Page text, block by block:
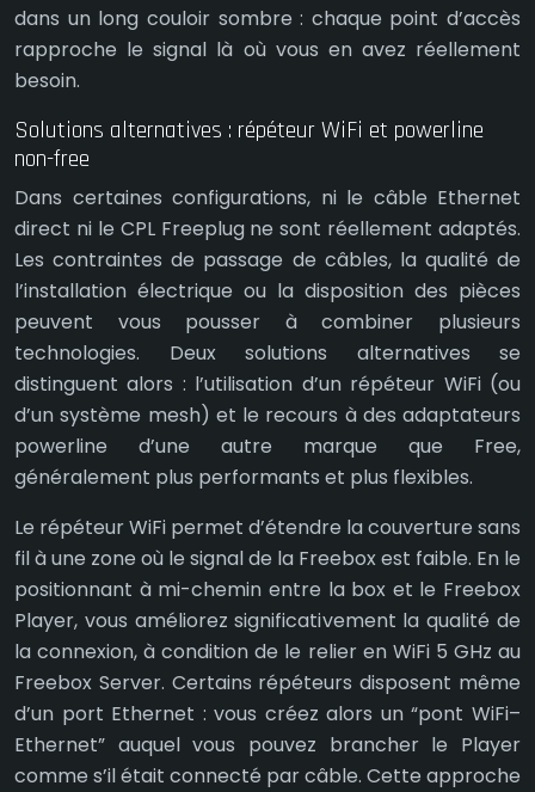
dans un long couloir sombre : chaque point d’accès
rapproche le signal là où vous en avez réellement
besoin.
Solutions alternatives : répéteur WiFi et powerline
non-free
Dans certaines configurations, ni le câble Ethernet
direct ni le CPL Freeplug ne sont réellement adaptés.
Les contraintes de passage de câbles, la qualité de
l’installation électrique ou la disposition des pièces
peuvent vous pousser à combiner plusieurs
technologies. Deux solutions alternatives se
distinguent alors : l’utilisation d’un répéteur WiFi (ou
d’un système mesh) et le recours à des adaptateurs
powerline d’une autre marque que Free,
généralement plus performants et plus flexibles.
Le répéteur WiFi permet d’étendre la couverture sans
fil à une zone où le signal de la Freebox est faible. En le
positionnant à mi-chemin entre la box et le Freebox
Player, vous améliorez significativement la qualité de
la connexion, à condition de le relier en WiFi 5 GHz au
Freebox Server. Certains répéteurs disposent même
d’un port Ethernet : vous créez alors un “pont WiFi–
Ethernet” auquel vous pouvez brancher le Player
comme s’il était connecté par câble. Cette approche